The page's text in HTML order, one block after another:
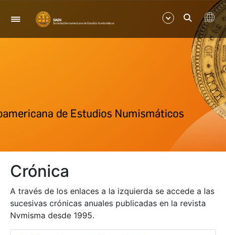
Navegació
Crónica
A través de los enlaces a la izquierda se accede a las
sucesivas crónicas anuales publicadas en la revista
Nvmisma desde 1995.